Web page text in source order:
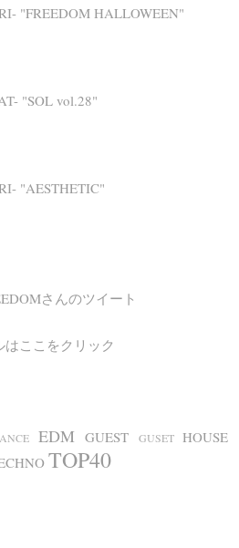
"FREEDOM HALLOWEEN"
"SOL vol.28"
"AESTHETIC"
さんのツイート
ここをクリック
EDM GUEST GUSET HOUSE
TOP40